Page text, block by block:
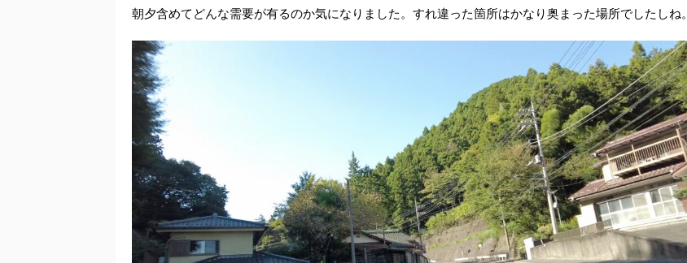
朝夕含めてどんな需要が有るのか気になりました。すれ違った箇所はかなり奥まった場所でしたしね。